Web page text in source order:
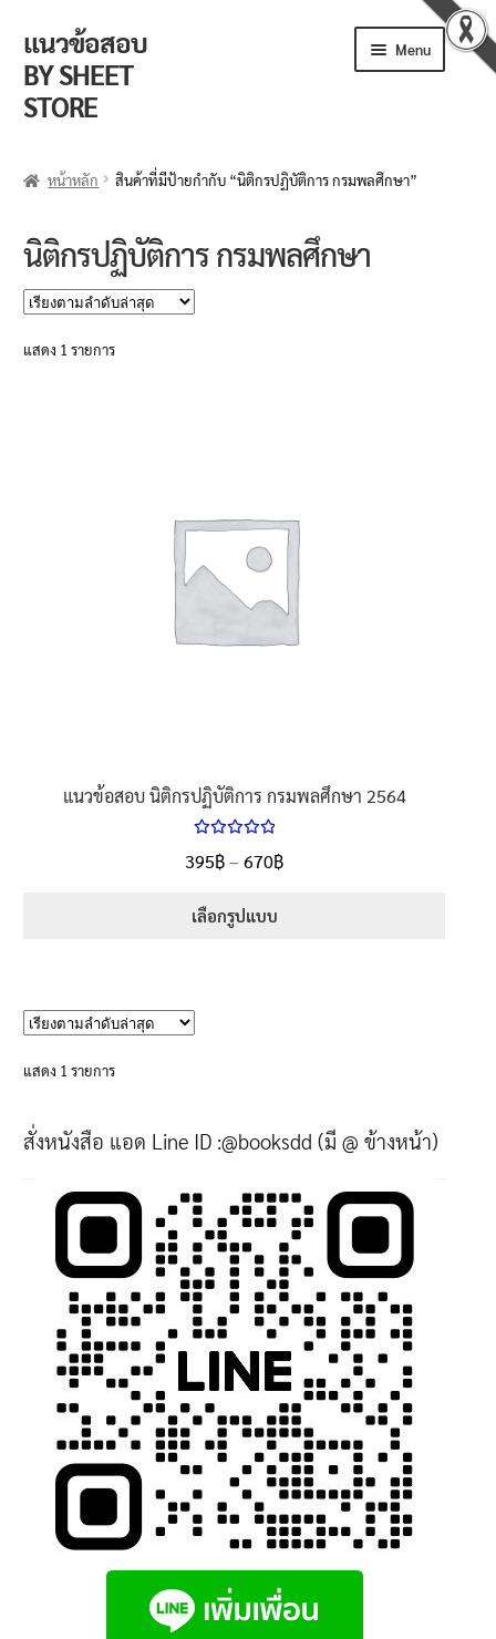
Skip
to
navigation
Skip
to
content
แนวข้อสอบ
BY SHEET
STORE
Menu
วิธีการสั่งซื้อ
แจ้งชำระเงิน
นโยบายคืนสินค้าและการจัดส่ง​
หน้าหลัก สินค้าที่มีป้ายกำกับ “นิติกรปฏิบัติการ กรมพลศึกษา”
นิติกรปฏิบัติการ กรมพลศึกษา
แสดง 1 รายการ
แนวข้อสอบ นิติกรปฏิบัติการ กรมพลศึกษา 2564
5.00
ตั้งแต่
395฿– 670฿Price
เลือกรูปแบบ
may
chosen
on
the
product
page
แสดง 1 รายการ
สั่งหนังสือ แอด Line ID :@booksdd (มี @ ข้างหน้า)